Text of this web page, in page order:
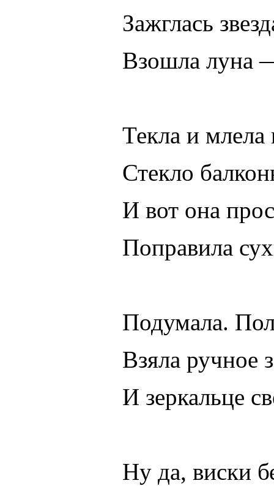
Зажглась
Взошла луна
Текла и млела
Стекло
И вот она
Поправила
Подумала.
Взяла ручное
И зеркальце
Ну да, виски